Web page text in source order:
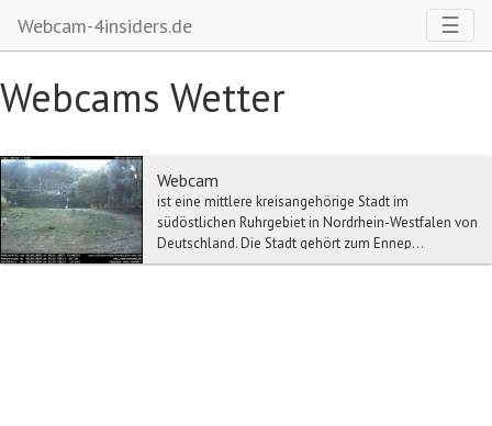
Webcam-4insiders.de ☰
Webcams Wetter
Webcam
ist eine mittlere kreisangehörige Stadt im
südöstlichen Ruhrgebiet in Nordrhein-Westfalen von
Deutschland. Die Stadt gehört zum Ennep...